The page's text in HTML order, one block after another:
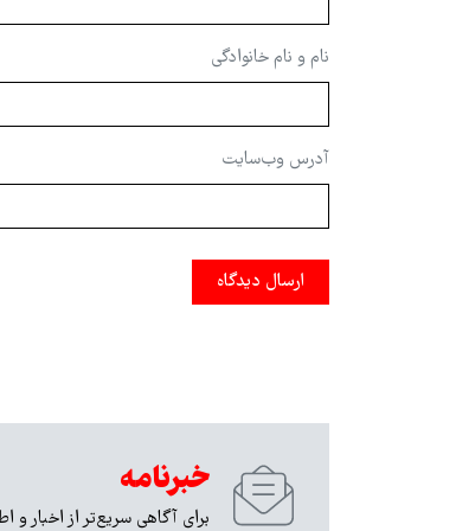
نام و نام خانوادگی
آدرس وب‌سایت
ارسال دیدگاه
خبرنامه
برای آگاهی سریع‌تر از اخبار و